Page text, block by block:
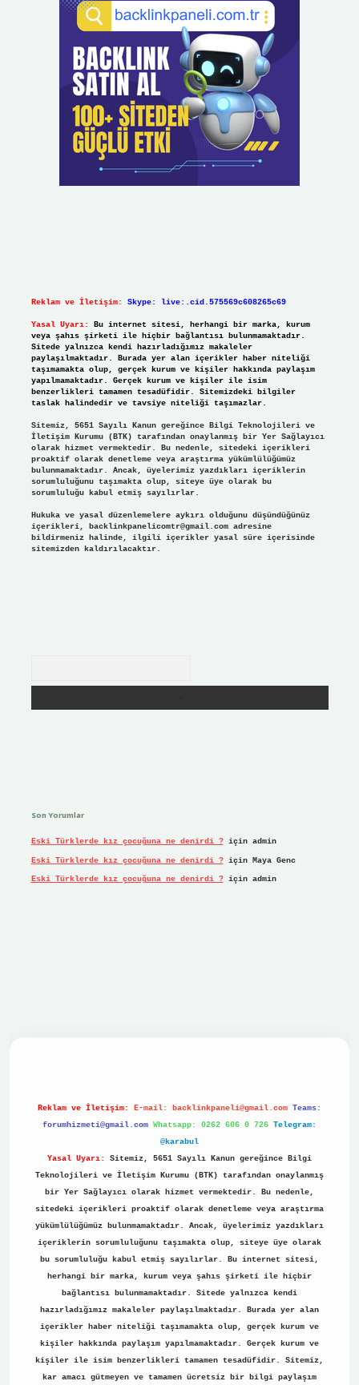
Reklam ve İletişim: Skype: live:.cid.575569c608265c69
Yasal Uyarı:
Bu internet sitesi, herhangi bir marka, kurum
veya şahıs şirketi ile hiçbir bağlantısı bulunmamaktadır.
Sitede yalnızca kendi hazırladığımız makaleler
paylaşılmaktadır. Burada yer alan içerikler haber niteliği
taşımamakta olup, gerçek kurum ve kişiler hakkında paylaşım
yapılmamaktadır. Gerçek kurum ve kişiler ile isim
benzerlikleri tamamen tesadüfidir. Sitemizdeki bilgiler
taslak halindedir ve tavsiye niteliği taşımazlar.
Sitemiz, 5651 Sayılı Kanun gereğince Bilgi Teknolojileri ve
İletişim Kurumu (BTK) tarafından onaylanmış bir Yer Sağlayıcı
olarak hizmet vermektedir. Bu nedenle, sitedeki içerikleri
proaktif olarak denetleme veya araştırma yükümlülüğümüz
bulunmamaktadır. Ancak, üyelerimiz yazdıkları içeriklerin
sorumluluğunu taşımakta olup, siteye üye olarak bu
sorumluluğu kabul etmiş sayılırlar.
Hukuka ve yasal düzenlemelere aykırı olduğunu düşündüğünüz
içerikleri, backlinkpanelicomtr@gmail.comadresine
bildirmeniz halinde, ilgili içerikler yasal süre içerisinde
sitemizden kaldırılacaktır.
Son Yorumlar
Eski Türklerde kız çocuğuna ne denirdi ?için admin
Eski Türklerde kız çocuğuna ne denirdi ?için Maya Genc
Eski Türklerde kız çocuğuna ne denirdi ?için admin
Reklam ve İletişim: E-mail: backlinkpaneli@gmail.com Teams:
forumhizmeti@gmail.com Whatsapp: 0262 606 0 726 Telegram:
@karabul
Yasal Uyarı:
Sitemiz, 5651 Sayılı Kanun gereğince Bilgi
Teknolojileri ve İletişim Kurumu (BTK) tarafından onaylanmış
bir Yer Sağlayıcı olarak hizmet vermektedir. Bu nedenle,
sitedeki içerikleri proaktif olarak denetleme veya araştırma
yükümlülüğümüz bulunmamaktadır. Ancak, üyelerimiz yazdıkları
içeriklerin sorumluluğunu taşımakta olup, siteye üye olarak
bu sorumluluğu kabul etmiş sayılırlar. Bu internet sitesi,
herhangi bir marka, kurum veya şahıs şirketi ile hiçbir
bağlantısı bulunmamaktadır. Sitede yalnızca kendi
hazırladığımız makaleler paylaşılmaktadır. Burada yer alan
içerikler haber niteliği taşımamakta olup, gerçek kurum ve
kişiler hakkında paylaşım yapılmamaktadır. Gerçek kurum ve
kişiler ile isim benzerlikleri tamamen tesadüfidir. Sitemiz,
kar amacı gütmeyen ve tamamen ücretsiz bir bilgi paylaşım